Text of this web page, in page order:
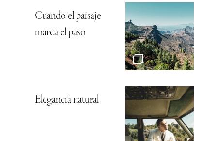
Cuando el paisaje
marca el paso
Elegancia natural